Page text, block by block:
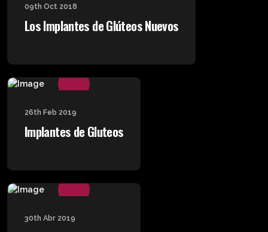
09th Oct 2018
Los Implantes de Glúteos Nuevos
26th Feb 2019
Implantes de Gluteos
30th Abr 2019